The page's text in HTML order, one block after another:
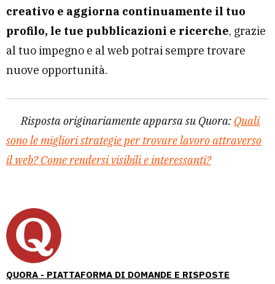
QUORA - PIATTAFORMA DI DOMANDE E RISPOSTE
creativo e aggiorna continuamente il tuo
profilo, le tue pubblicazioni e ricerche, grazie
al tuo impegno e al web potrai sempre trovare
nuove opportunità.
Risposta originariamente apparsa su Quora: Quali
sono le migliori strategie per trovare lavoro attraverso
il web? Come rendersi visibili e interessanti?